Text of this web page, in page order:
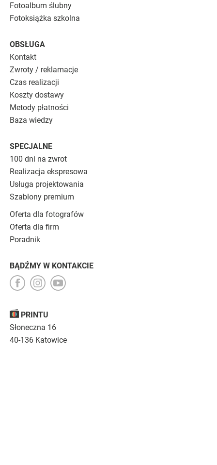
PRINTU
Słoneczna 16
40-136 Katowice
Fotoalbum ślubny
Fotoksiążka szkolna
OBSŁUGA
Kontakt
Zwroty / reklamacje
Czas realizacji
Koszty dostawy
Metody płatności
Baza wiedzy
SPECJALNE
100 dni na zwrot
Realizacja ekspresowa
Usługa projektowania
Szablony premium
Oferta dla fotografów
Oferta dla firm
Poradnik
BĄDŹMY W KONTAKCIE